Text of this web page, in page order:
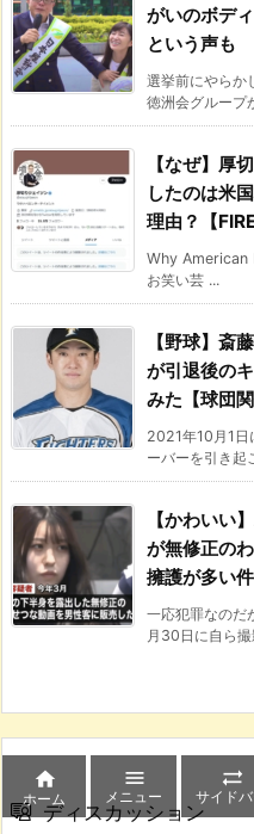
がいのボデ
という声も
選挙前にやらか
徳洲会グループ
【なぜ】厚
したのは米
理由？【
Why American
お笑い芸 ...
【野球】斎
が引退後の
みた【球団
2021年10月1日
ーバーを引き起
【かわいい
が無修正の
擁護が多い件
一応犯罪なのだ
月30日に自ら
ディスカッション

ホーム

メニュー

サイド